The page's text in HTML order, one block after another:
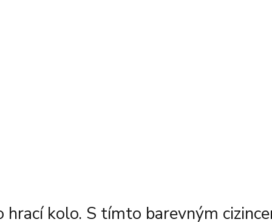
kolo. S tímto barevným